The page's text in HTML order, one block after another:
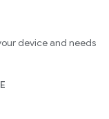
device and needs